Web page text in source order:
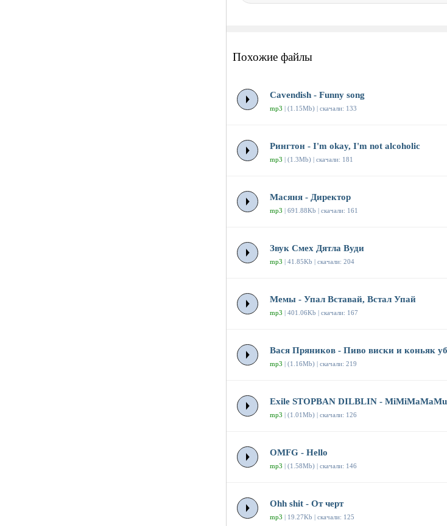
Похожие файлы
Cavendish - Funny song
mp3 | (1.15Mb) | скачали: 133
Рингтон - I'm okay, I'm not alcoholic
mp3 | (1.3Mb) | скачали: 181
Масяня - Директор
mp3 | 691.88Kb | скачали: 161
Звук Смех Дятла Вуди
mp3 | 41.85Kb | скачали: 204
Мемы - Упал Вставай, Встал Упай
mp3 | 401.06Kb | скачали: 167
Вася Пряников - Пиво виски и коньяк
mp3 | (1.16Mb) | скачали: 219
Exile STOPBAN DILBLIN - MiMiMaMaMu
mp3 | (1.01Mb) | скачали: 126
OMFG - Hello
mp3 | (1.58Mb) | скачали: 146
Ohh shit - От черт
mp3 | 19.27Kb | скачали: 125